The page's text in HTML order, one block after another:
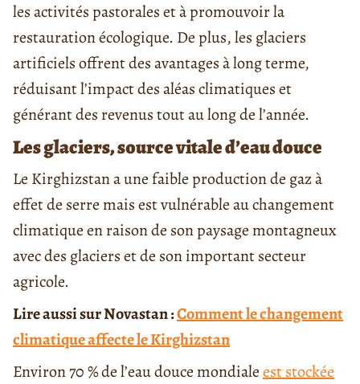
les activités pastorales et à promouvoir la
restauration écologique. De plus, les glaciers
artificiels offrent des avantages à long terme,
réduisant l’impact des aléas climatiques et
générant des revenus tout au long de l’année.
Les glaciers, source vitale d’eau douce
Le Kirghizstan a une faible production de gaz à
effet de serre mais est vulnérable au changement
climatique en raison de son paysage montagneux
avec des glaciers et de son important secteur
agricole.
Lire aussi sur Novastan :Comment le changement
climatique affecte le Kirghizstan
Environ 70 % de l’eau douce mondialeest stockée